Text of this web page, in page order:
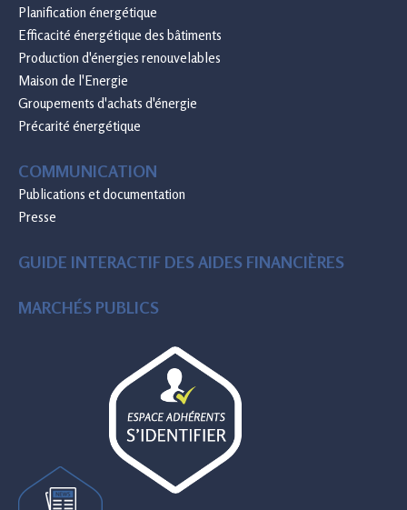
Planification énergétique
Efficacité énergétique des bâtiments
Production d'énergies renouvelables
Maison de l'Energie
Groupements d'achats d'énergie
Précarité énergétique
COMMUNICATION
Publications et documentation
Presse
GUIDE INTERACTIF DES AIDES FINANCIÈRES
MARCHÉS PUBLICS